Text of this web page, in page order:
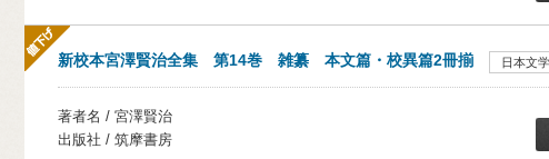
新校本宮澤賢治全集 第14巻 雑纂 本文篇・校異篇2冊揃 日本文
著者名 / 宮澤賢治
出版社 / 筑摩書房